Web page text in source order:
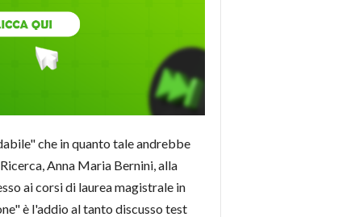
che in quanto tale andrebbe
Anna Maria Bernini, alla
ai corsi di laurea magistrale in
è l'addio al tanto discusso test